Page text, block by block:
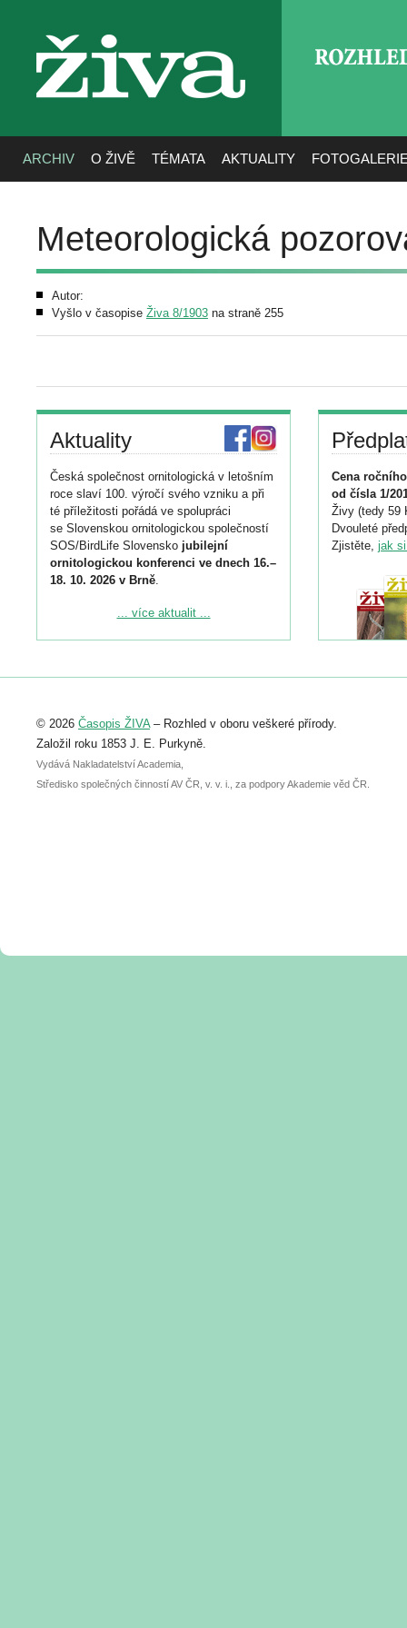
živa
ARCHIV O ŽIVĚ TÉMATA AKTUALITY
Meteorologická
Autor:
Vyšlo v časopise Živa 8/1903 na straně 255
Aktuality
Česká společnost ornitologická v letošním
roce slaví 100. výročí svého vzniku a při
té příležitosti pořádá ve spolupráci
se Slovenskou ornitologickou společností
SOS/BirdLife Slovensko jubilejní
ornitologickou konferenci ve dnech 16.–
18. 10. 2026 v Brně.
Podrobnější informace ke konferenci
Registrovat se můžete do 6. září.
abstraktu přihlášené přednášky nebo
posteru je už 30. června.
... více aktualit ...
Cena
od čísla 1/
Živy (tedy 59
Dvouleté
Zjistěte, jak
© 2026 Časopis ŽIVA– Rozhled v oboru veškeré přírody.
Založil roku 1853 J. E. Purkyně.
Vydává Nakladatelství Academia,
Středisko společných činností AV ČR, v. v. i., za podpory Akademie věd ČR.